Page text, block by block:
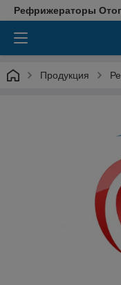
Рефрижераторы
Продукция